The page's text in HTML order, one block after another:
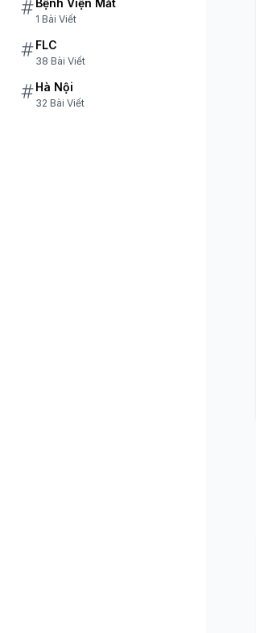
Bệnh Viện Mắt
1 Bài Viết
FLC
38 Bài Viết
Hà Nội
32 Bài Viết